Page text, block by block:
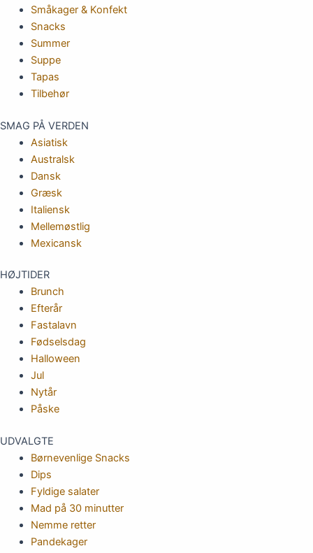
Småkager & Konfekt
Snacks
Summer
Suppe
Tapas
Tilbehør
SMAG PÅ VERDEN
Asiatisk
Australsk
Dansk
Græsk
Italiensk
Mellemøstlig
Mexicansk
HØJTIDER
Brunch
Efterår
Fastalavn
Fødselsdag
Halloween
Jul
Nytår
Påske
UDVALGTE
Børnevenlige Snacks
Dips
Fyldige salater
Mad på 30 minutter
Nemme retter
Pandekager